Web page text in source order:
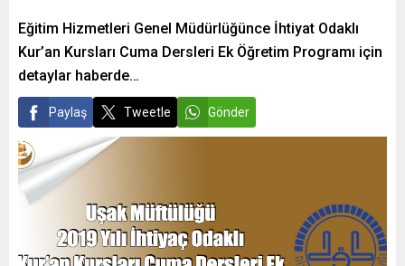
Eğitim Hizmetleri Genel Müdürlüğünce İhtiyat Odaklı
Kur’an Kursları Cuma Dersleri Ek Öğretim Programı için
detaylar haberde…
Paylaş Tweetle Gönder